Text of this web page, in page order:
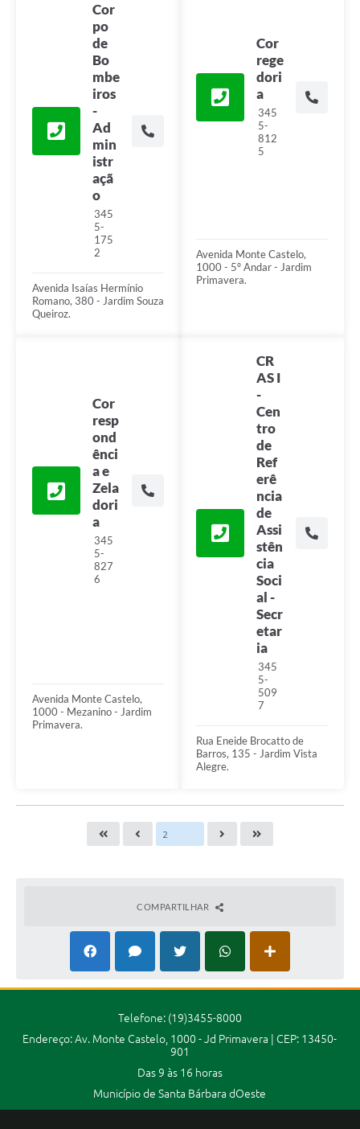
Cor
po
de
Bo
mbe
iros
-
Ad
min
istr
açã
o
345
5-
175
2
Avenida Isaías Hermínio
Romano, 380 - Jardim Souza
Queiroz.
Cor
rege
dori
a
345
5-
812
5
Avenida Monte Castelo,
1000 - 5º Andar - Jardim
Primavera.
Cor
resp
ond
ênci
a e
Zela
dori
a
345
5-
827
6
Avenida Monte Castelo,
1000 - Mezanino - Jardim
Primavera.
CR
AS I
-
Cen
tro
de
Ref
erê
ncia
de
Assi
stên
cia
Soci
al -
Secr
etar
ia
345
5-
509
7
Rua Eneide Brocatto de
Barros, 135 - Jardim Vista
Alegre.
COMPARTILHAR
Telefone: (19)3455-8000
Endereço: Av. Monte Castelo, 1000 - Jd Primavera | CEP: 13450-
901
Das 9 às 16 horas
Município de Santa Bárbara dOeste